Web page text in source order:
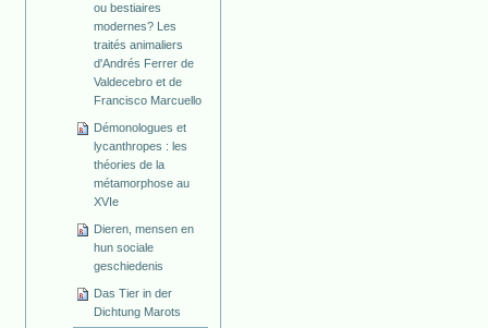
ou bestiaires
modernes? Les
traités animaliers
d'Andrés Ferrer de
Valdecebro et de
Francisco Marcuello
Démonologues et
lycanthropes : les
théories de la
métamorphose au
XVIe
Dieren, mensen en
hun sociale
geschiedenis
Das Tier in der
Dichtung Marots